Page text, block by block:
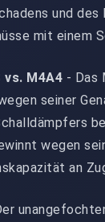
und
mit einem
vs. M4A4 - Das
seiner
wegen
an